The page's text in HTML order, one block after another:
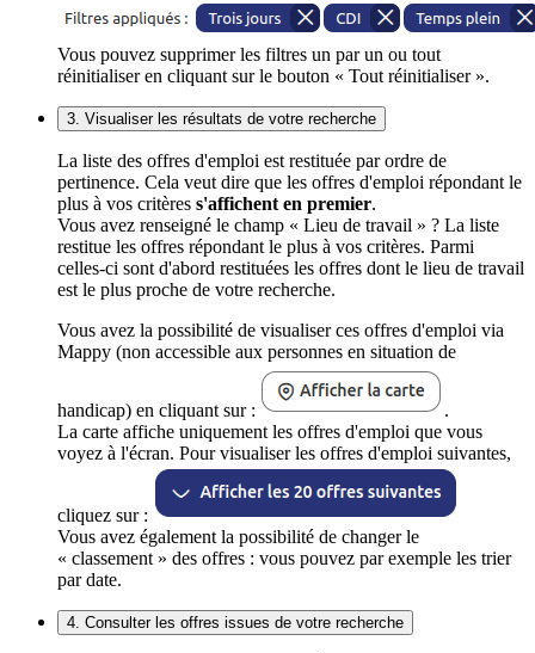
Vous pouvez supprimer les filtres un par un ou tout
réinitialiser en cliquant sur le bouton « Tout réinitialiser ».
3. Visualiser les résultats de votre recherche
La liste des offres d'emploi est restituée par ordre de
pertinence. Cela veut dire que les offres d'emploi répondant le
plus à vos critères s'affichent en premier.
Vous avez renseigné le champ « Lieu de travail » ? La liste
restitue les offres répondant le plus à vos critères. Parmi
celles-ci sont d'abord restituées les offres dont le lieu de travail
est le plus proche de votre recherche.
Vous avez la possibilité de visualiser ces offres d'emploi via
Mappy (non accessible aux personnes en situation de
handicap) en cliquant sur :
.
La carte affiche uniquement les offres d'emploi que vous
voyez à l'écran. Pour visualiser les offres d'emploi suivantes,
cliquez sur :
Vous avez également la possibilité de changer le
« classement » des offres : vous pouvez par exemple les trier
par date.
4. Consulter les offres issues de votre recherche